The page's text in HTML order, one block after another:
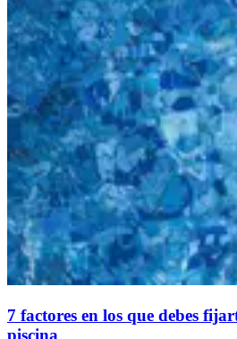
7 factores en los que debes
piscina